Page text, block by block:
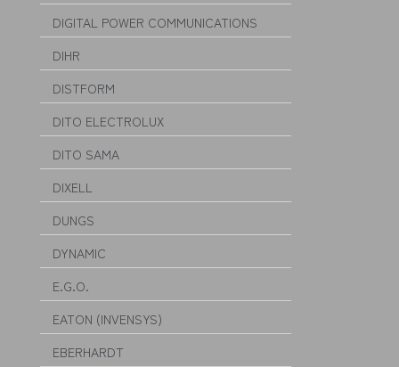
DIGITAL POWER COMMUNICATIONS
DIHR
DISTFORM
DITO ELECTROLUX
DITO SAMA
DIXELL
DUNGS
DYNAMIC
E.G.O.
EATON (INVENSYS)
EBERHARDT